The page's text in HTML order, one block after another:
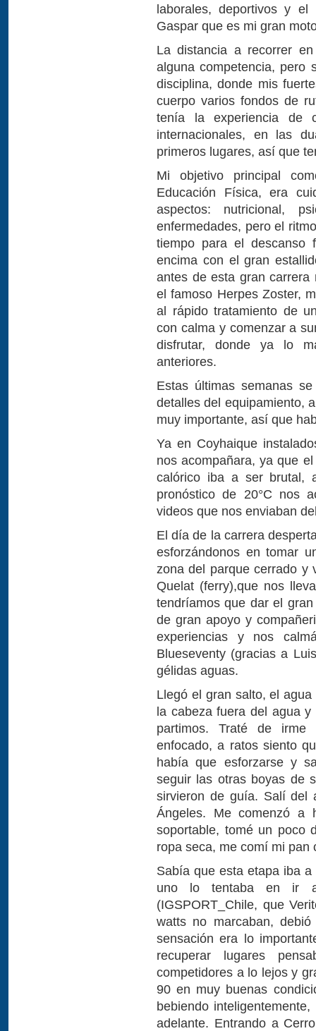
laborales, deportivos y
Gaspar que es mi gran
La distancia a recorrer
alguna competencia, pero
disciplina, donde mis
cuerpo varios fondos de
tenía la experiencia de
internacionales, en las
primeros lugares, así que
Mi objetivo principal
Educación Física, era
aspectos: nutricional,
enfermedades, pero el
tiempo para el descanso
encima con el gran
antes de esta gran
el famoso Herpes Zoster,
al rápido tratamiento de
con calma y comenzar a
disfrutar, donde ya lo
anteriores.
Estas últimas semanas
detalles del equipamiento,
muy importante, así que
Ya en Coyhaique
nos acompañara, ya que
calórico iba a ser brutal,
pronóstico de 20°C nos
videos que nos enviaban
El día de la carrera
esforzándonos en tomar
zona del parque cerrado y
Quelat (ferry),que nos
tendríamos que dar el
de gran apoyo y
experiencias y nos
Blueseventy (gracias a
gélidas aguas.
Llegó el gran salto, el
la cabeza fuera del agua
partimos. Traté de
enfocado, a ratos siento
había que esforzarse y
seguir las otras boyas de
sirvieron de guía. Salí del
Ángeles. Me comenzó
soportable, tomé un poco
ropa seca, me comí mi pan
Sabía que esta etapa iba
uno lo tentaba en ir a
(IGSPORT_Chile, que
watts no marcaban,
sensación era lo
recuperar lugares
competidores a lo lejos y
90 en muy buenas
bebiendo
adelante. Entrando a